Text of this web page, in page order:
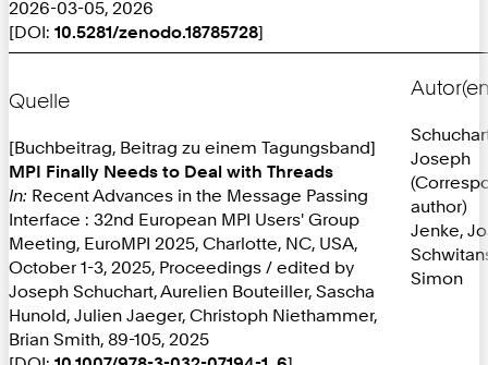
2026-03-05, 2026
[DOI: 10.5281/zenodo.18785728]
Quelle
[Buchbeitrag, Beitrag zu einem Tagungsband]
MPI Finally Needs to Deal with Threads
In: Recent Advances in the Message Passing
Interface : 32nd European MPI Users' Group
Meeting, EuroMPI 2025, Charlotte, NC, USA,
October 1-3, 2025, Proceedings / edited by
Joseph Schuchart, Aurelien Bouteiller, Sascha
Hunold, Julien Jaeger, Christoph Niethammer,
Brian Smith, 89-105, 2025
Joseph
author)
Jenke,
Simon